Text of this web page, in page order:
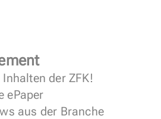
der ZFK!
ePaper
aus der Branche